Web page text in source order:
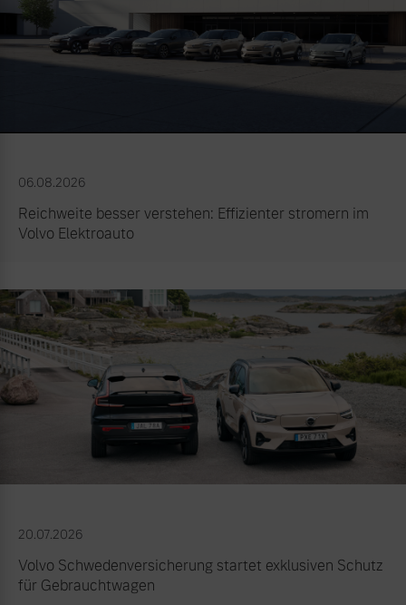
06.08.2026
Reichweite besser verstehen: Effizienter stromern im
Volvo Elektroauto
20.07.2026
Volvo Schwedenversicherung startet exklusiven Schutz
für Gebrauchtwagen